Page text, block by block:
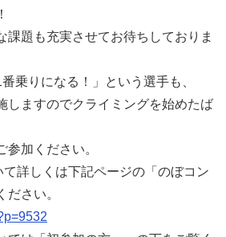
課題も充実させてお待ちしておりま
乗りになる！」という選手も、
しますのでクライミングを始めたば
加ください。
詳しくは下記ページの「のぼコン
ださい。